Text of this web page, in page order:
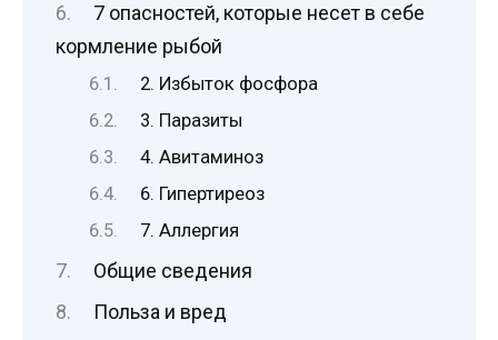
7 опасностей, которые несет в себе
кормление рыбой
2. Избыток фосфора
3. Паразиты
4. Авитаминоз
6. Гипертиреоз
7. Аллергия
Общие сведения
Польза и вред